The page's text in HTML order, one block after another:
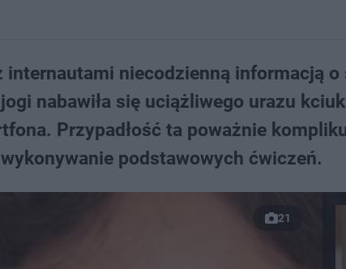
internautami niecodzienną informacją
nabawiła się uciążliwego urazu
Przypadłość ta poważnie
podstawowych ćwiczeń.
21